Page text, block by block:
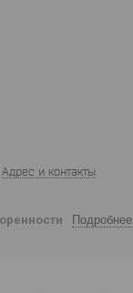
Адрес и контакты
Подробнее